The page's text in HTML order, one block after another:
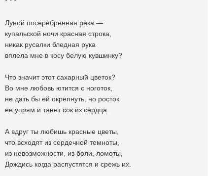
Луной посеребрённая река —
купальской ночи красная строка,
никак русалки бледная рука
вплела мне в косу белую кувшинку?
Что значит этот сахарный цветок?
Во мне любовь ютится с ноготок,
не дать бы ей окрепнуть, но росток
её упрям и тянет сок из сердца.
А вдруг ты любишь красные цветы,
что всходят из сердечной темноты,
из невозможности, из боли, ломоты,
Дождись когда распустятся и срежь их.